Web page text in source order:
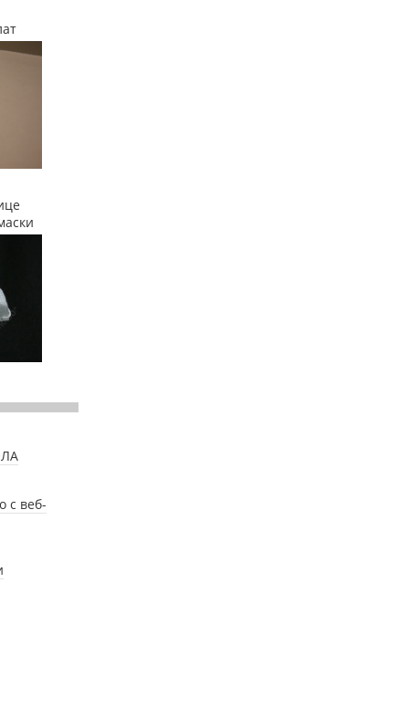
с веб-